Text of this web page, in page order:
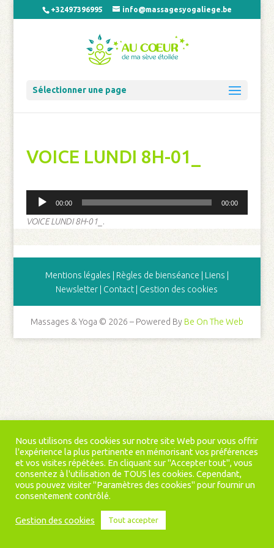
+32497396995 info@massagesyogaliege.be
Sélectionner une page
VOICE LUNDI 8H-01_
Lecteur
00:00 00:00
VOICE LUNDI 8H-01_ .
Mentions légales Règles de bienséance Liens
Newsletter
Contact Gestion des cookies
Massages & Yoga © 2026 – Powered By Be On The Web
Nous utilisons des cookies sur notre site Web pour vous offrir
l'expérience la plus pertinente en mémorisant vos préférences
et vos visites répétées. En cliquant sur "Accepter tout", vous
consentez à l'utilisation de TOUS les cookies. Cependant,
vous pouvez visiter "Paramètres des cookies" pour fournir un
consentement contrôlé.
Gestion des cookies Tout accepter